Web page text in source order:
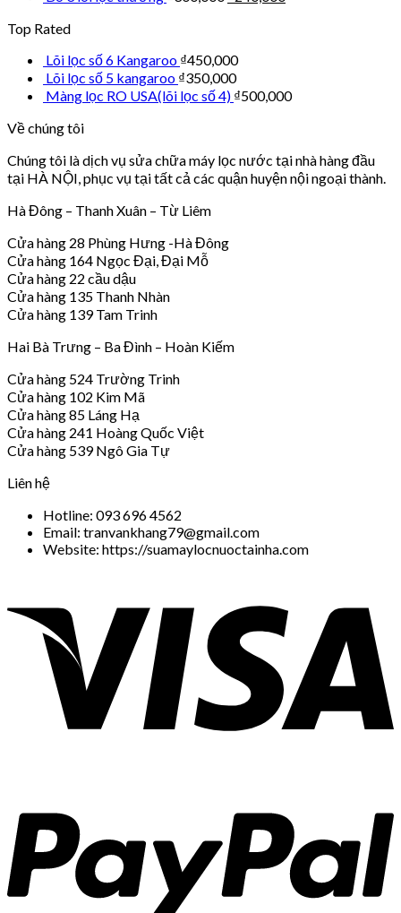
Top Rated
Lõi lọc số 6 Kangaroo ₫450,000
Lõi lọc số 5 kangaroo ₫350,000
Màng lọc RO USA(lõi lọc số 4) ₫500,000
Về chúng tôi
Chúng tôi là dịch vụ sửa chữa máy lọc nước tại nhà hàng đầu
tại HÀ NỘI, phục vụ tại tất cả các quận huyện nội ngoại thành.
Hà Đông – Thanh Xuân – Từ Liêm
Cửa hàng 28 Phùng Hưng -Hà Đông
Cửa hàng 164 Ngọc Đại, Đại Mỗ
Cửa hàng 22 cầu dậu
Cửa hàng 135 Thanh Nhàn
Cửa hàng 139 Tam Trinh
Hai Bà Trưng – Ba Đình – Hoàn Kiếm
Cửa hàng 524 Trường Trinh
Cửa hàng 102 Kim Mã
Cửa hàng 85 Láng Hạ
Cửa hàng 241 Hoàng Quốc Việt
Cửa hàng 539 Ngô Gia Tự
Liên hệ
Hotline: 093 696 4562
Email: tranvankhang79@gmail.com
Website: https://suamaylocnuoctainha.com